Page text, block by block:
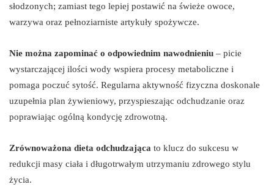
słodzonych; zamiast tego lepiej postawić na świeże owoce,
warzywa oraz pełnoziarniste artykuły spożywcze.
Nie można zapominać o odpowiednim nawodnieniu – picie
wystarczającej ilości wody wspiera procesy metaboliczne i
pomaga poczuć sytość. Regularna aktywność fizyczna doskonale
uzupełnia plan żywieniowy, przyspieszając odchudzanie oraz
poprawiając ogólną kondycję zdrowotną.
Zrównoważona dieta odchudzająca to klucz do sukcesu w
redukcji masy ciała i długotrwałym utrzymaniu zdrowego stylu
życia.